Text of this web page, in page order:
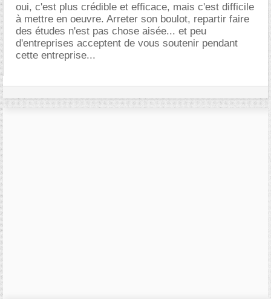
oui, c'est plus crédible et efficace, mais c'est difficile
à mettre en oeuvre. Arreter son boulot, repartir faire
des études n'est pas chose aisée... et peu
d'entreprises acceptent de vous soutenir pendant
cette entreprise...